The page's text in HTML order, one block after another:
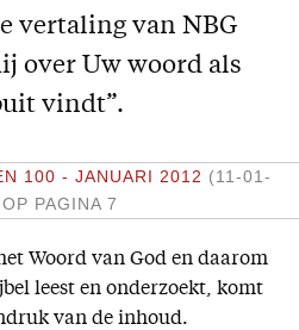
vertaling van NBG
over Uw woord als
vindt”.
100 - JANUARI 2012 (11-01-
OP PAGINA 7
Woord van God en daarom
leest en onderzoekt, komt
van de inhoud.